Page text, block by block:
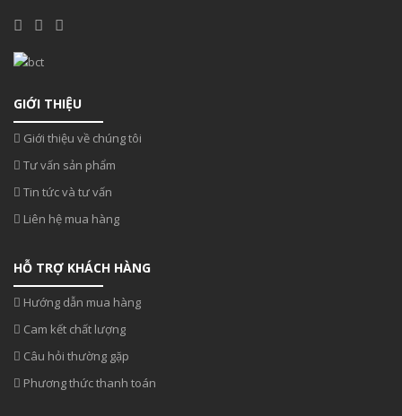
GIỚI THIỆU
Giới thiệu về chúng tôi
Tư vấn sản phẩm
Tin tức và tư vấn
Liên hệ mua hàng
HỖ TRỢ KHÁCH HÀNG
Hướng dẫn mua hàng
Cam kết chất lượng
Câu hỏi thường gặp
Phương thức thanh toán